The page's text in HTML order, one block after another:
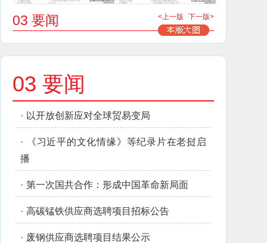
03 要闻 <上一版 下一版>
03 要闻
· 以开放创新应对全球贸易变局
·
《习近平的文化情缘》等纪录片在老挝启
播
· 第一次国共合作：形成中国革命新局面
· 高碳锰铁供应商选聘项目招标公告
· 废钢供应商选聘项目结果公示